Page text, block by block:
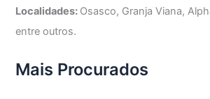
Localidades: Osasco, Granja Viana,
entre outros.
Mais Procurados